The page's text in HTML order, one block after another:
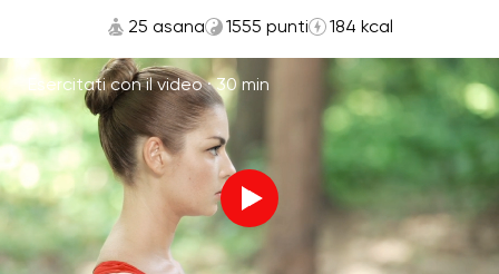
25 asana 1555 punti 184 kcal
Esercitati con il video ·30 min